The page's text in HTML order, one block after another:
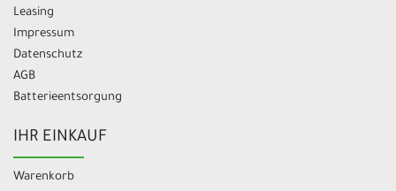
Leasing
Impressum
Datenschutz
AGB
Batterieentsorgung
IHR EINKAUF
Warenkorb